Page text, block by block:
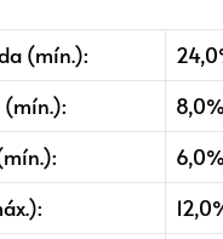
(mín.):
(mín.):
8,0%
6,0%